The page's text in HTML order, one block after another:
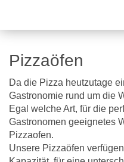
Pizzaöfen
Da die Pizza heutzutage
Gastronomie rund um die
Egal welche Art, für die
Gastronomen geeignetes
Pizzaofen.
Unsere Pizzaöfen